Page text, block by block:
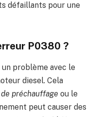
défaillants pour une
P0380 ?
problème avec le
diesel. Cela
préchauffage ou le
peut causer des